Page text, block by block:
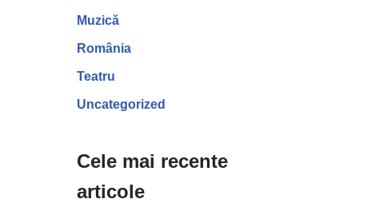
Muzică
România
Teatru
Uncategorized
Cele mai recente
articole